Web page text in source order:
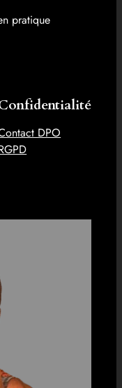
pratique
DPO